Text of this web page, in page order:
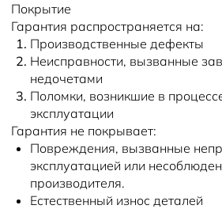
Покрытие
Гарантия распространяется на:
Производственные дефекты
Неисправности, вызванные
недочетами
Поломки, возникшие в
эксплуатации
Гарантия не покрывает:
Повреждения, вызванные
эксплуатацией или
производителя.
Естественный износ деталей